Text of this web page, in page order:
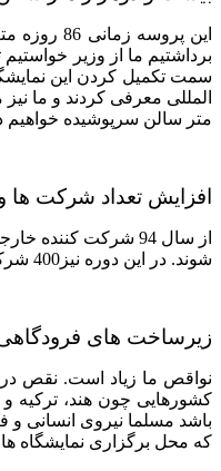
برداشتیم ما از وزیر خواستیم
سمت تکمیل کردن این
المللی معرفی کردند و ما
متر سالن سرپوشیده
افزایش تعداد شرکت ها و
شوند. در این دوره نیز400 شرکت کننده داخلی و خارجی شرکت کرده اند و کشورهایی مانند هند، چین، ایتالیا، ترکیه، برزیل و اسپانیا در این دوره از نمایشگاه حضور دارند.
زیرساخت های فرودگاهی
نواقص ما زیاد است. نقص در
کشورهایی چون هند، ترکیه و
که محل برگزاری نمایشگاه